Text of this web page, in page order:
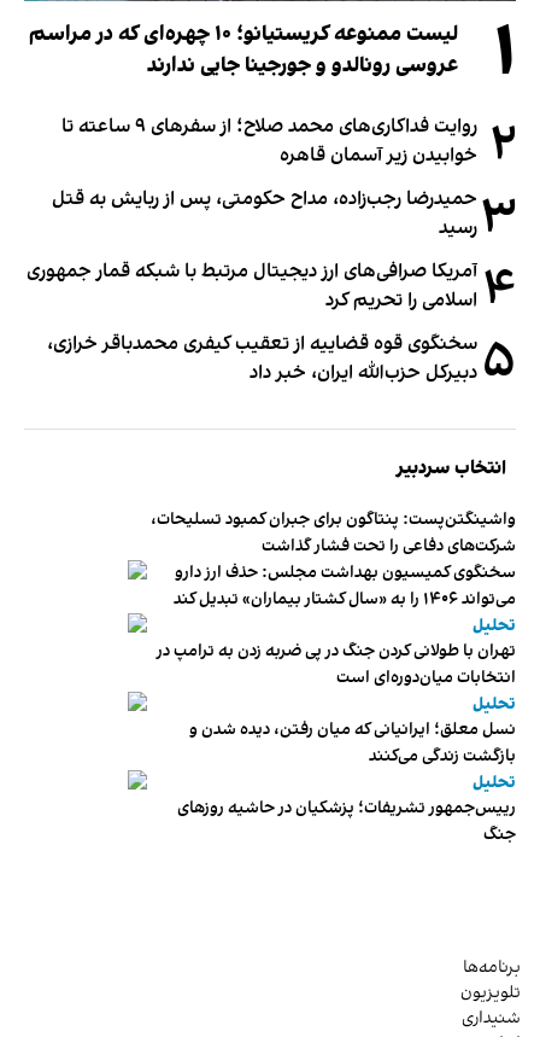
۱
لیست ممنوعه کریستیانو؛ ۱۰ چهره‌ای که در مراسم
عروسی رونالدو و جورجینا جایی ندارند
۲
روایت فداکاری‌های محمد صلاح؛ از سفرهای ۹ ساعته تا
خوابیدن زیر آسمان قاهره
۳ حمیدرضا رجب‌زاده، مداح حکومتی، پس از ربایش به قتل
رسید
۴ آمریکا صرافی‌های ارز دیجیتال مرتبط با شبکه قمار جمهوری
اسلامی را تحریم کرد
۵ سخنگوی قوه قضاییه از تعقیب کیفری محمدباقر خرازی،
دبیر‌کل حزب‌الله ایران، خبر داد
انتخاب سردبیر
واشینگتن‌پست: پنتاگون برای جبران کمبود تسلیحات،
شرکت‌های دفاعی را تحت فشار گذاشت
سخنگوی کمیسیون بهداشت مجلس: حذف ارز دارو
می‌تواند ۱۴۰۶ را به «سال کشتار بیماران» تبدیل کند
تحلیل
تهران با طولانی کردن جنگ در پی ضربه زدن به ترامپ در
انتخابات میان‌دوره‌ای است
تحلیل
نسل معلق؛ ایرانیانی که میان رفتن، دیده شدن و
بازگشت زندگی می‌کنند
تحلیل
رییس‌جمهور تشریفات؛ پزشکیان در حاشیه روزهای
جنگ
برنامه‌ها
تلویزیون
شنیداری